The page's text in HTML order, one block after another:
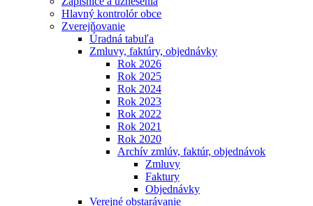
Hlavný kontrolór obce
Zverejňovanie
Úradná tabuľa
Zmluvy, faktúry, objednávky
Rok 2026
Rok 2025
Rok 2024
Rok 2023
Rok 2022
Rok 2021
Rok 2020
Archív zmlúv, faktúr, objednávok
Zmluvy
Faktury
Objednávky
Verejné obstarávanie